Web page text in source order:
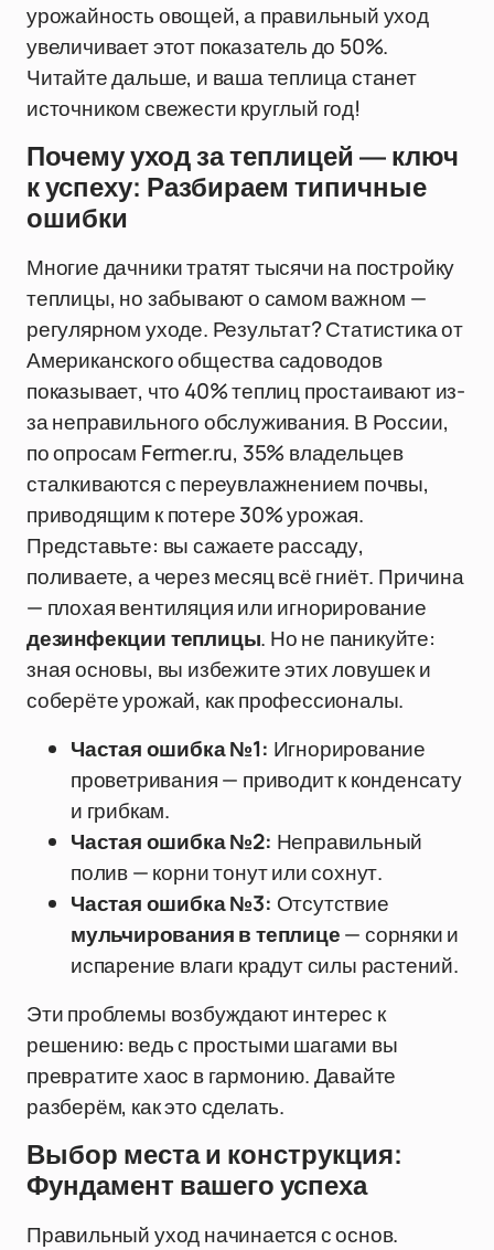
урожайность овощей, а правильный уход
увеличивает этот показатель до 50%.
Читайте дальше, и ваша теплица станет
источником свежести круглый год!
Почему уход за теплицей — ключ
к успеху: Разбираем типичные
ошибки
Многие дачники тратят тысячи на постройку
теплицы, но забывают о самом важном —
регулярном уходе. Результат? Статистика от
Американского общества садоводов
показывает, что 40% теплиц простаивают из-
за неправильного обслуживания. В России,
по опросам Fermer.ru, 35% владельцев
сталкиваются с переувлажнением почвы,
приводящим к потере 30% урожая.
Представьте: вы сажаете рассаду,
поливаете, а через месяц всё гниёт. Причина
— плохая вентиляция или игнорирование
дезинфекции теплицы. Но не паникуйте:
зная основы, вы избежите этих ловушек и
соберёте урожай, как профессионалы.
Частая ошибка №1: Игнорирование
проветривания — приводит к конденсату
и грибкам.
Частая ошибка №2: Неправильный
полив — корни тонут или сохнут.
Частая ошибка №3: Отсутствие
мульчирования в теплице— сорняки и
испарение влаги крадут силы растений.
Эти проблемы возбуждают интерес к
решению: ведь с простыми шагами вы
превратите хаос в гармонию. Давайте
разберём, как это сделать.
Выбор места и конструкция:
Фундамент вашего успеха
Правильный уход начинается с основ.